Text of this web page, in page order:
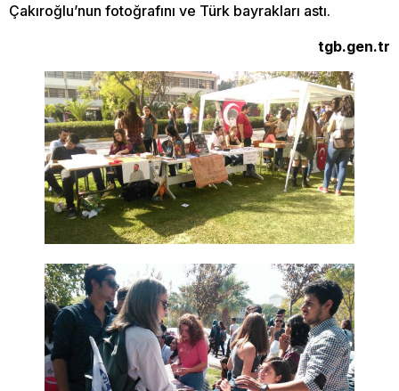
Çakıroğlu’nun fotoğrafını ve Türk bayrakları astı.
tgb.gen.tr